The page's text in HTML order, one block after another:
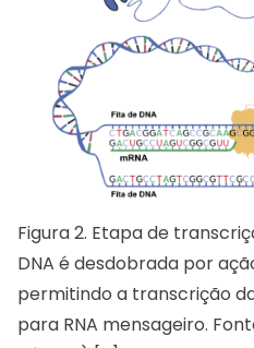
Figura 2. Etapa de
DNA é desdobrada por
permitindo a transcrição
para RNA mensageiro.